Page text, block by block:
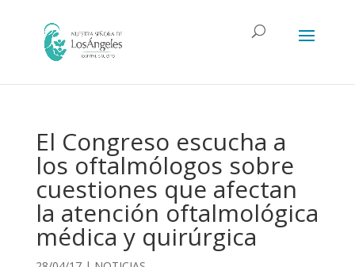
El Congreso escucha a
los oftalmólogos sobre
cuestiones que afectan
la atención oftalmológica
médica y quirúrgica